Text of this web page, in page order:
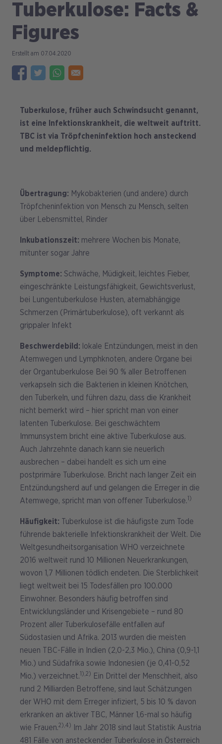
Tuberkulose: Facts &
Figures
07.04.2020
Tuberkulose, früher auch Schwindsucht genannt,
ist eine Infektionskrankheit, die weltweit auftritt.
TBC ist via Tröpfcheninfektion hoch ansteckend
und meldepflichtig.
Übertragung: Mykobakterien (und andere) durch
Tröpfcheninfektion von Mensch zu Mensch, selten
über Lebensmittel, Rinder
Inkubationszeit: mehrere Wochen bis Monate,
mitunter sogar Jahre
Symptome: Schwäche, Müdigkeit, leichtes Fieber,
eingeschränkte Leistungsfähigkeit, Gewichtsverlust,
bei Lungentuberkulose Husten, atemabhängige
Schmerzen (Primärtuberkulose), oft verkannt als
grippaler Infekt
Beschwerdebild: lokale Entzündungen, meist in den
Atemwegen und Lymphknoten, andere Organe bei
der Organtuberkulose Bei 90 % aller Betroffenen
verkapseln sich die Bakterien in kleinen Knötchen,
den Tuberkeln, und führen dazu, dass die Krankheit
nicht bemerkt wird – hier spricht man von einer
latenten Tuberkulose. Bei geschwächtem
Immunsystem bricht eine aktive Tuberkulose aus.
Auch Jahrzehnte danach kann sie neuerlich
ausbrechen – dabei handelt es sich um eine
postprimäre Tuberkulose. Bricht nach langer Zeit ein
Entzündungsherd auf und gelangen die Erreger in die
Atemwege, spricht man von offener Tuberkulose.1)
Häufigkeit: Tuberkulose ist die häufigste zum Tode
führende bakterielle Infektionskrankheit der Welt. Die
Weltgesundheitsorganisation WHO verzeichnete
2016 weltweit rund 10 Millionen Neuerkrankungen,
wovon 1,7 Millionen tödlich endeten. Die Sterblichkeit
liegt weltweit bei 15 Todesfällen pro 100.000
Einwohner. Besonders häufig betroffen sind
Entwicklungsländer und Krisengebiete – rund 80
Prozent aller Tuberkulosefälle entfallen auf
Südostasien und Afrika. 2013 wurden die meisten
neuen TBC-Fälle in Indien (2,0-2,3 Mio.), China (0,9-1,1
Mio.) und Südafrika sowie Indonesien (je 0,41-0,52
Mio.) verzeichnet.1),2)
Ein Drittel der Menschheit, also
rund 2 Milliarden Betroffene, sind laut Schätzungen
der WHO mit dem Erreger infiziert, 5 bis 10 % davon
erkranken an aktiver TBC, Männer 1,6-mal so häufig
wie Frauen.2),4)
Im Jahr 2018 sind laut Statistik Austria
481 Fälle von ansteckender Tuberkulose in Österreich